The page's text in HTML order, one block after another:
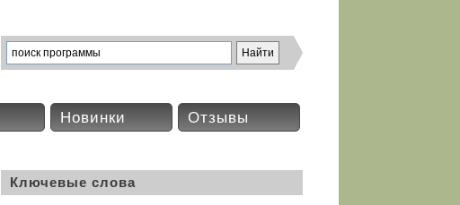
Новинки Отзывы
Ключевые слова